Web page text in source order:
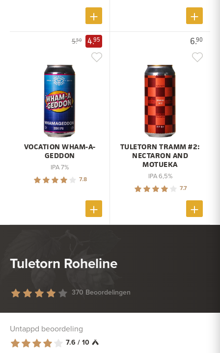
5.50 4.95
VOCATION WHAM-A-
GEDDON
IPA 7%
7.8
6.90
TULETORN TRAMM #2:
NECTARON AND
MOTUEKA
IPA 6,5%
7.7
Tuletorn Roheline
370 Beoordelingen
Untappd beoordeling
7.6 / 10